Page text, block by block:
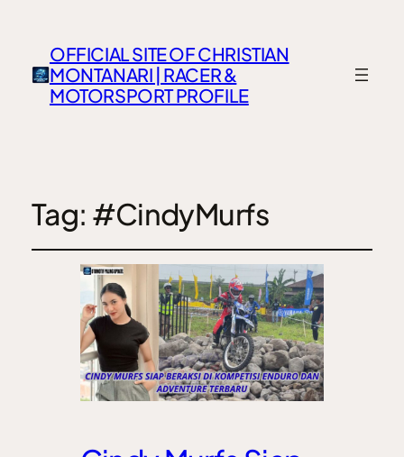
OFFICIAL SITE OF CHRISTIAN
MONTANARI | RACER &
MOTORSPORT PROFILE
Tag: #CindyMurfs